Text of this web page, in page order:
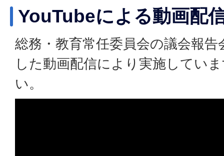
YouTubeによる動画配
総務・教育常任委員会の議会報告
した動画配信により実施してい
い。